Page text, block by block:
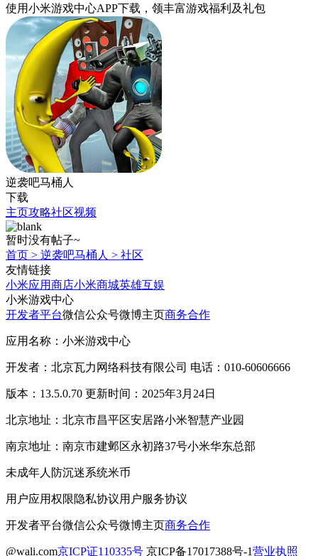
使用小米游戏中心APP下载 ，领丰富游戏福利 及礼包
逆袭吧马桶人
下载
主页攻略社区视频
暂时没有帖子~
首页 > 逆袭吧马桶人 > 社区
友情链接
小米应用商店小米商城英雄互娱
小米游戏中心
开发者平台微信公众号微博主页商务合作
应用名称：小米游戏中心
开发者：北京瓦力网络科技有限公司 电话：010-60606666
版本：13.5.0.70 更新时间：2025年3月24日
北京地址：北京市昌平区安居路小米智慧产业园
南京地址：南京市建邺区永初路37号小米华东总部
未成年人防沉迷系统米币
用户应用权限隐私协议用户服务协议
开发者平台微信公众号微博主页商务合作
@wali.com京ICP证110335号 京ICP备17017388号-1营业执照